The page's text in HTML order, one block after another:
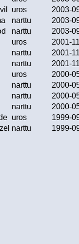
uros
2003-
narttu
2003-
narttu
2003-
uros
2001-
narttu
2001-
narttu
2001-
uros
2000-
narttu
2000-
narttu
2000-
narttu
2000-
uros
1999-
narttu 1999-